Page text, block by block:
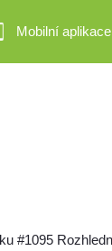
Mobilní aplikace
#1095